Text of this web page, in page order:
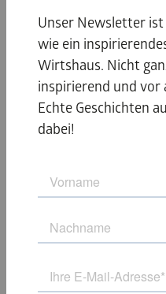
Wanderer und Radl-
Sie zunächst der Blick auf
Gebirgslandschaft. In
der Aueralm zudem nicht
auch ein authentisches
Unser Newsletter
wie ein
Wirtshaus. Nicht
inspirierend und vor
Echte Geschichten
dabei!